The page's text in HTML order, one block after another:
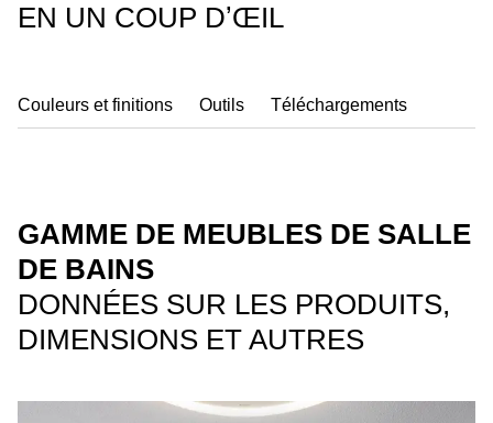
EN UN COUP DʼŒIL
Couleurs et finitions Outils Téléchargements
GAMME DE MEUBLES DE SALLE
DE BAINS
DONNÉES SUR LES PRODUITS,
DIMENSIONS ET AUTRES